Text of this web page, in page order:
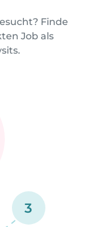
Finde
Job als
3